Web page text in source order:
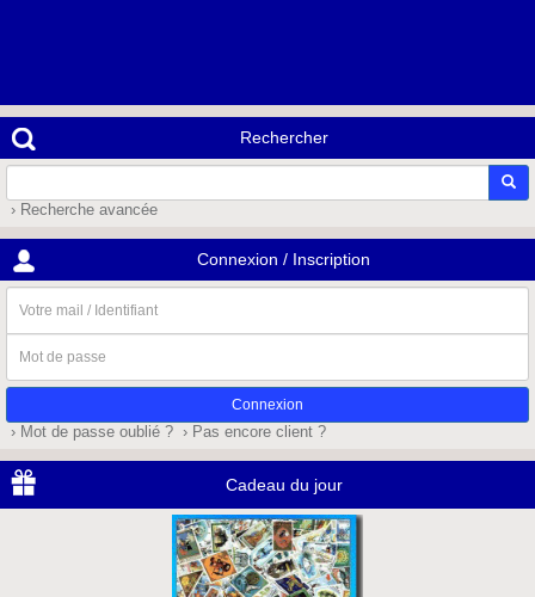
Rechercher
› Recherche avancée
Connexion / Inscription
mail
/
Identifiant
de
passe
› Mot de passe oublié ? › Pas encore client ?
Cadeau du jour